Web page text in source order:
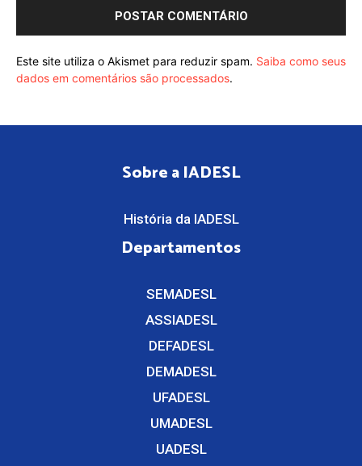
Este site utiliza o Akismet para reduzir spam. Saiba como seus
dados em comentários são processados.
Sobre a IADESL
História da IADESL
Departamentos
SEMADESL
ASSIADESL
DEFADESL
DEMADESL
UFADESL
UMADESL
UADESL